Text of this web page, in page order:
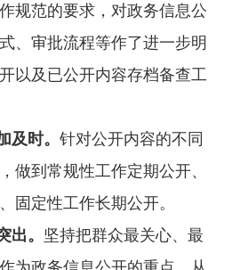
规范的要求，对政务信息公
、审批流程等作了进一步明
以及已公开内容存档备查工
及时。 针对公开内容的不同
做到常规性工作定期公开、
固定性工作长期公开。
出。 坚持把群众最关心、最